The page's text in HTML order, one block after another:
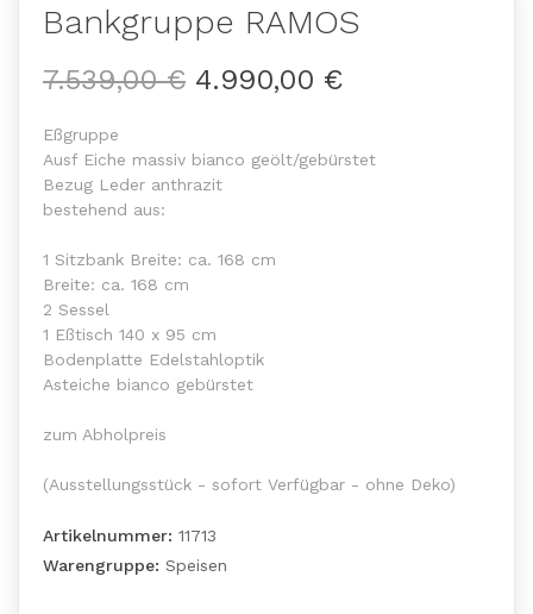
Bankgruppe RAMOS
7.539,00 € 4.990,00 €
Eßgruppe
Ausf Eiche massiv bianco geölt/gebürstet
Bezug Leder anthrazit
bestehend aus:
1 Sitzbank Breite: ca. 168 cm
Breite: ca. 168 cm
2 Sessel
1 Eßtisch 140 x 95 cm
Bodenplatte Edelstahloptik
Asteiche bianco gebürstet
zum Abholpreis
(Ausstellungsstück - sofort Verfügbar - ohne Deko)
Artikelnummer: 11713
Warengruppe: Speisen